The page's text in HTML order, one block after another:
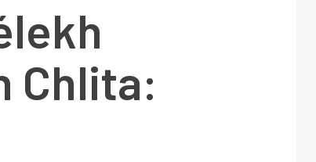
Chlita: